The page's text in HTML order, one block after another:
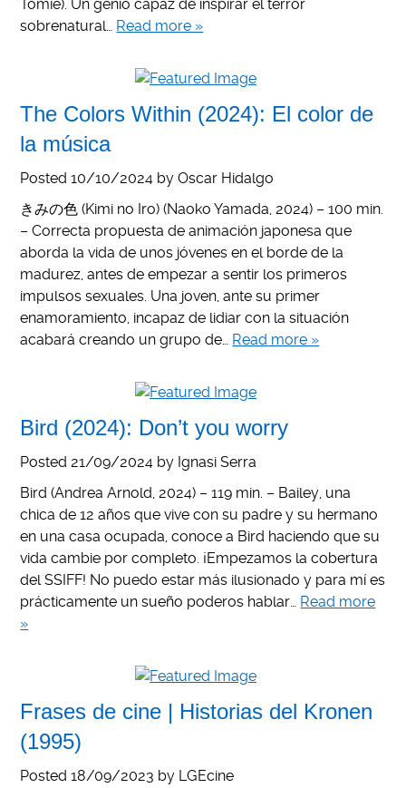
Tomie). Un genio capaz de inspirar el terror
sobrenatural… Read more »
The Colors Within (2024): El color de
la música
Posted10/10/2024 byOscar Hidalgo
きみの色 (Kimi no Iro) (Naoko Yamada, 2024) – 100 min.
– Correcta propuesta de animación japonesa que
aborda la vida de unos jóvenes en el borde de la
madurez, antes de empezar a sentir los primeros
impulsos sexuales. Una joven, ante su primer
enamoramiento, incapaz de lidiar con la situación
acabará creando un grupo de… Read more »
Bird (2024): Don’t you worry
Posted 21/09/2024 by Ignasi Serra
Bird (Andrea Arnold, 2024) – 119 min. – Bailey, una
chica de 12 años que vive con su padre y su hermano
en una casa ocupada, conoce a Bird haciendo que su
vida cambie por completo. ¡Empezamos la cobertura
del SSIFF! No puedo estar más ilusionado y para mí es
prácticamente un sueño poderos hablar… Read more
»
Frases de cine | Historias del Kronen
(1995)
Posted18/09/2023 by LGEcine